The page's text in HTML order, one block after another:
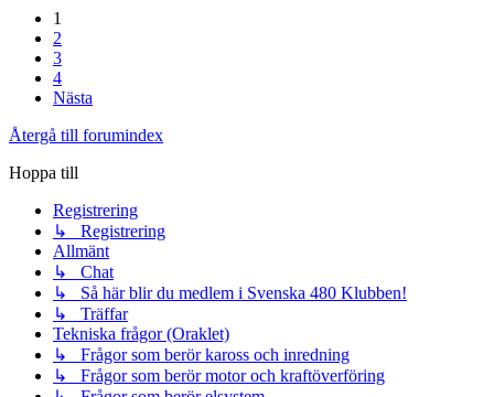
1
2
3
4
Nästa
Återgå till forumindex
Hoppa till
Registrering
↳ Registrering
Allmänt
↳ Chat
↳ Så här blir du medlem i Svenska 480 Klubben!
↳ Träffar
Tekniska frågor (Oraklet)
↳ Frågor som berör kaross och inredning
↳ Frågor som berör motor och kraftöverföring